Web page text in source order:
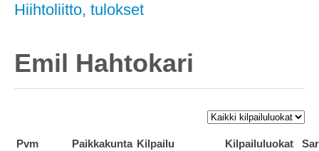
Hiihtoliitto, tulokset
Emil Hahtokari
Pvm Paikkakunta Kilpailu Kilpailuluokat